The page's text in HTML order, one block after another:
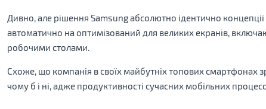
Дивно, але рішення Samsung абсолютно ідентично
автоматично на оптимізований для великих екранів,
робочими столами.
Схоже, що компанія в своїх майбутніх топових смартфонах
чому б і ні, адже продуктивності сучасних мобільних